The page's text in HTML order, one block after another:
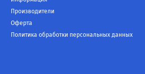
Производители
Оферта
Политика обработки персональных данных